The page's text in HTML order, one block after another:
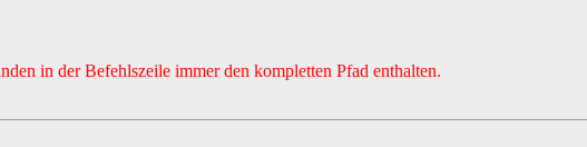
in der Befehlszeile immer den kompletten Pfad enthalten.